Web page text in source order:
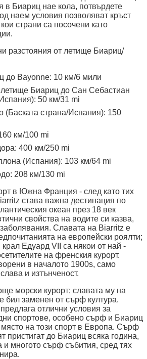
в Биариц нае кола, потвърдете
наем условия позволяват кръст
страни са посочени като
разстояния от летище Биариц/
до Bayonne: 10 км/6 мили
летище Биариц до Сан Себастиан
50 км/31 mi
(Баската страна/Испания): 150
км/100 mi
400 км/250 mi
(Испания): 103 км/64 mi
208 км/130 mi
в Южна Франция - след като тих
става важна дестинация по
океан през 18 век
свойства на водите си казва,
Славата на Biarritz е
на европейски роялти;
Едуард VII са някои от най -
на френския курорт.
в началото 1900s, само
и изтънченост.
морски курорт; славата му на
бил заменен от сърф култура.
отлични условия за
спортове, особено сърф и Биариц
място на този спорт в Европа. Сърф
пристигат до Биариц всяка година,
и многото сърф събития, сред тях